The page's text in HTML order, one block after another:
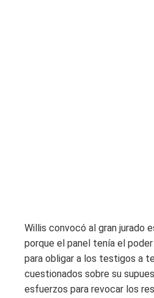
Willis convocó al gran jurado
porque el panel tenía el
para obligar a los testigos a
cuestionados sobre su
esfuerzos para revocar los